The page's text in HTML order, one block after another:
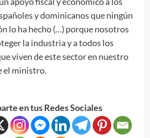
y dominicanos que ningún
lo ha hecho (…) porque nosotros
la industria y a todos los
viven de este sector en nuestro
el ministro.
en tus Redes Sociales